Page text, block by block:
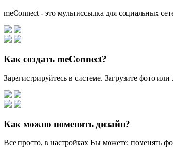
meConnect - это мультиссылка для социальных
Как создать meConnect?
Зарегистрируйтесь в системе. Загрузите фото
Как можно поменять дизайн?
Все просто, в настройках Вы можете: поменять